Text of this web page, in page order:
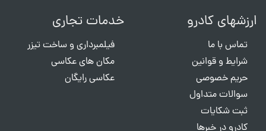
ارزشهای کادرو
تماس با ما
شرایط و قوانین
حریم خصوصی
سوالات متداول
ثبت شکایات
کادرو در خبرها
خدمات تجاری
فیلمبرداری و ساخت تیزر
مکان های عکاسی
عکاسی رایگان